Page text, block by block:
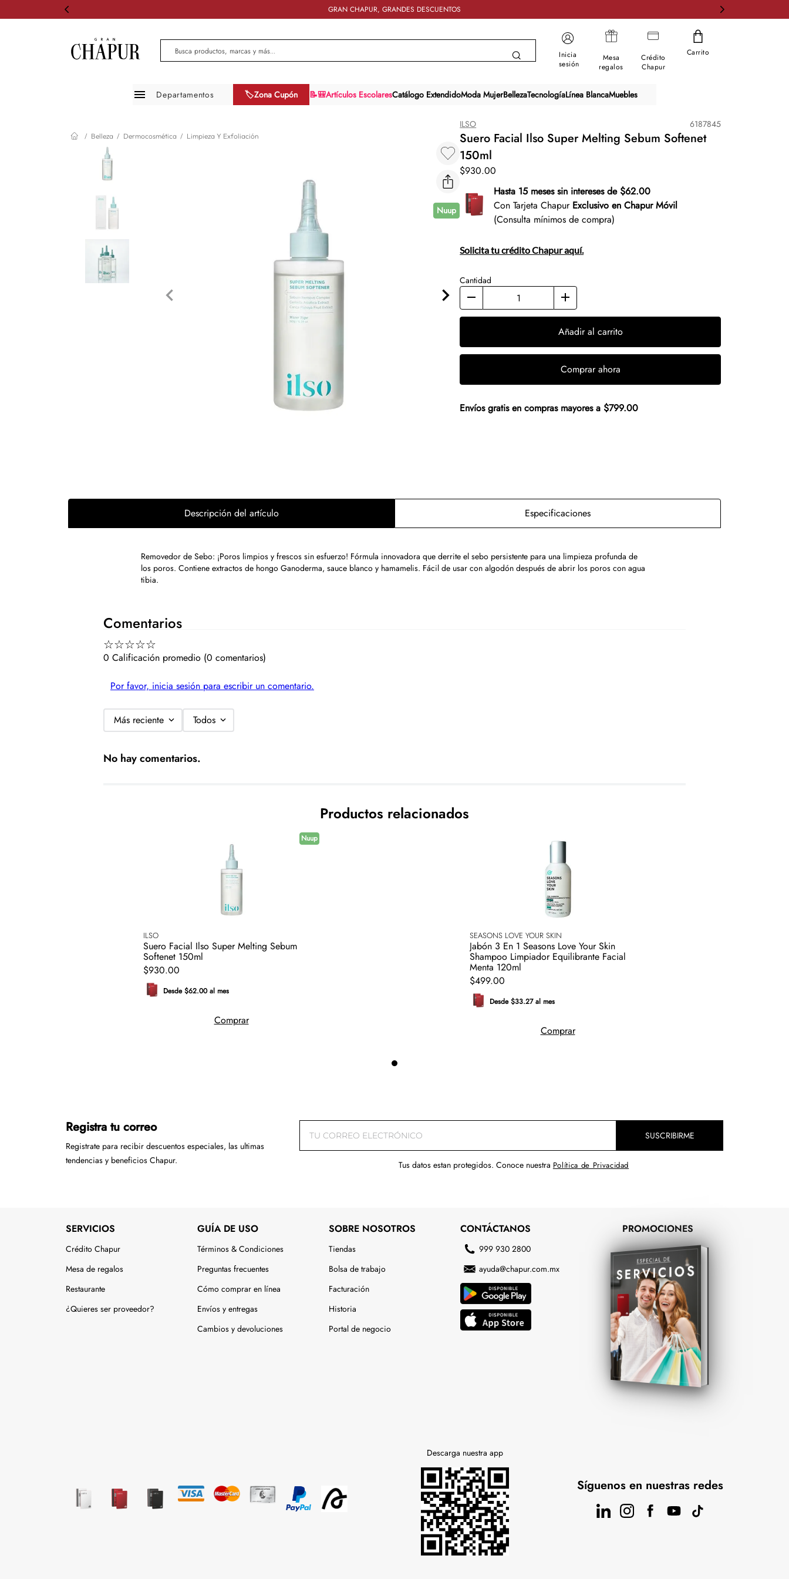
GRAN CHAPUR, GRANDES DESCUENTOS
Busca productos, marcas y más...
Inicia
sesión
Mesa
regalos
Crédito
Chapur
Carrito
Departamentos
Moda hombre
Tecnología
🏷️Zona Cupón 📝🎒Artículos EscolaresCatálogo ExtendidoModa MujerBellezaTecnologíaLínea BlancaMuebles
Belleza Dermocosmética Limpieza Y Exfoliación
Nuup
ILSO 6187845
Suero Facial Ilso Super Melting Sebum Softenet
150ml
$930.00
Hasta 15 meses sin intereses de $62.00
Con Tarjeta Chapur Exclusivo en Chapur Móvil
(Consulta mínimos de compra)
Solicita tu crédito Chapur aquí.
Cantidad
Añadir al carrito
Comprar ahora
Envíos gratis en compras mayores a $799.00
Descripción del artículo Especificaciones
Removedor de Sebo: ¡Poros limpios y frescos sin esfuerzo! Fórmula innovadora que derrite el sebo persistente para una limpieza profunda de
los poros. Contiene extractos de hongo Ganoderma, sauce blanco y hamamelis. Fácil de usar con algodón después de abrir los poros con agua
tibia.
Comentarios
☆☆☆☆☆
0 Calificación promedio (0 comentarios)
Por favor, inicia sesión para escribir un comentario.
Más reciente Todos
No hay comentarios.
Productos relacionados
Nuup
ILSO
Suero Facial Ilso Super Melting Sebum
Softenet 150ml
$930.00
Desde $62.00 al mes
Comprar
SEASONS LOVE YOUR SKIN
Jabón 3 En 1 Seasons Love Your Skin
Shampoo Limpiador Equilibrante Facial
Menta 120ml
$499.00
Desde $33.27 al mes
Comprar
Registra tu correo
Registrate para recibir descuentos especiales, las ultimas
tendencias y beneficios Chapur.
SUSCRIBIRME
Tus datos estan protegidos. Conoce nuestra Política de Privacidad
SERVICIOS
Crédito Chapur
Mesa de regalos
Restaurante
¿Quieres ser proveedor?
GUÍA DE USO
Términos & Condiciones
Preguntas frecuentes
Cómo comprar en línea
Envíos y entregas
Cambios y devoluciones
SOBRE NOSOTROS
Tiendas
Bolsa de trabajo
Facturación
Historia
Portal de negocio
CONTÁCTANOS
999 930 2800
ayuda@chapur.com.mx
PROMOCIONES
Descarga nuestra app
Síguenos en nuestras redes